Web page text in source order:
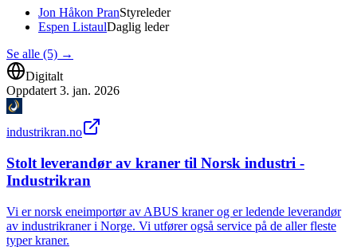
Jon Håkon PranStyreleder
Espen ListaulDaglig leder
Se alle (5) →
Digitalt
Oppdatert 3. jan. 2026
industrikran.no
Stolt leverandør av kraner til Norsk industri -
Industrikran
Vi er norsk eneimportør av ABUS kraner og er ledende leverandør
av industrikraner i Norge. Vi utfører også service på de aller fleste
typer kraner.